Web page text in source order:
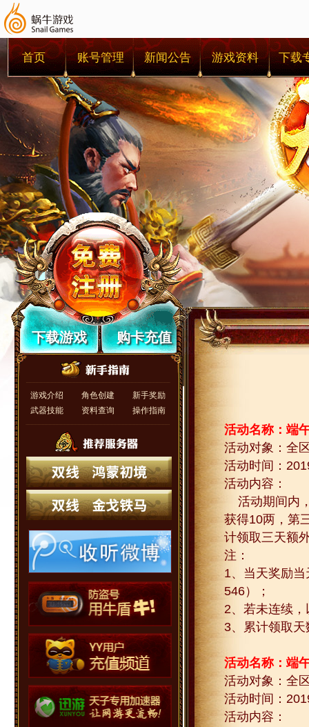
首页 账号管理 新闻公告 游戏资料 下载
下载游戏 购卡充值
游戏介绍 角色创建
新手奖励
武器技能
资料查询 操作指南
活动名称：端
活动对象：全
活动时间：
活动内容：
活动期间内
获得10两，第
计领取三天额
注：
1、当天奖励
546）；
2、若未连续
3、累计领取
活动名称：端
活动对象：全
活动时间：
活动内容：